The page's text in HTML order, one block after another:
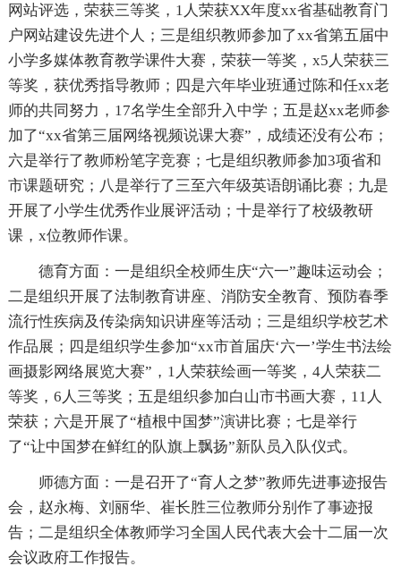
网站评选，荣获三等奖，1人荣获XX年度xx省基础教育门
户网站建设先进个人；三是组织教师参加了xx省第五届中
小学多媒体教育教学课件大赛，荣获一等奖，x5人荣获三
等奖，获优秀指导教师；四是六年毕业班通过陈和任xx老
师的共同努力，17名学生全部升入中学；五是赵xx老师参
加了“xx省第三届网络视频说课大赛”，成绩还没有公布；
六是举行了教师粉笔字竞赛；七是组织教师参加3项省和
市课题研究；八是举行了三至六年级英语朗诵比赛；九是
开展了小学生优秀作业展评活动；十是举行了校级教研
课，x位教师作课。
德育方面：一是组织全校师生庆“六一”趣味运动会；
二是组织开展了法制教育讲座、消防安全教育、预防春季
流行性疾病及传染病知识讲座等活动；三是组织学校艺术
作品展；四是组织学生参加“xx市首届庆‘六一’学生书法绘
画摄影网络展览大赛”，1人荣获绘画一等奖，4人荣获二
等奖，6人三等奖；五是组织参加白山市书画大赛，11人
荣获；六是开展了“植根中国梦”演讲比赛；七是举行
了“让中国梦在鲜红的队旗上飘扬”新队员入队仪式。
师德方面：一是召开了“育人之梦”教师先进事迹报告
会，赵永梅、刘丽华、崔长胜三位教师分别作了事迹报
告；二是组织全体教师学习全国人民代表大会十二届一次
会议政府工作报告。